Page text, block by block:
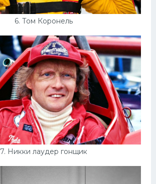
6. Том Коронель
7. Никки лаудер гонщик